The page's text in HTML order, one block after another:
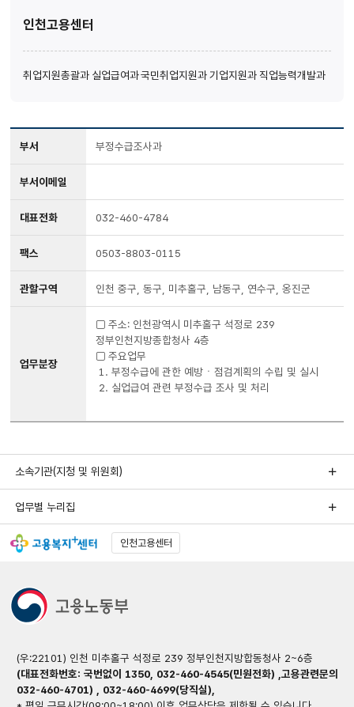
인천고용센터
취업지원총괄과 실업급여과국민취업지원과기업지원과 직업능력개발과
부서 부정수급조사과
부서이메일
대표전화 032-460-4784
팩스 0503-8803-0115
관할구역 인천 중구, 동구, 미추홀구, 남동구, 연수구, 옹진군
업무분장
□ 주소: 인천광역시 미추홀구 석정로 239
정부인천지방종합청사 4층
□ 주요업무
1. 부정수급에 관한 예방ㆍ점검계획의 수립 및 실시
2. 실업급여 관련 부정수급 조사 및 처리
소속기관(지청 및 위원회)
업무별 누리집
인천고용센터
(우:22101) 인천 미추홀구 석정로 239 정부인천지방합동청사 2~6층
(대표전화번호: 국번없이 1350, 032-460-4545(민원전화) ,고용관련문의
032-460-4701) , 032-460-4699(당직실),